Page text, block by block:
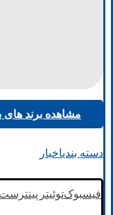
مشاهده برند های
دسته بندیاخبار
فیسبوکتوئیتر پینترست